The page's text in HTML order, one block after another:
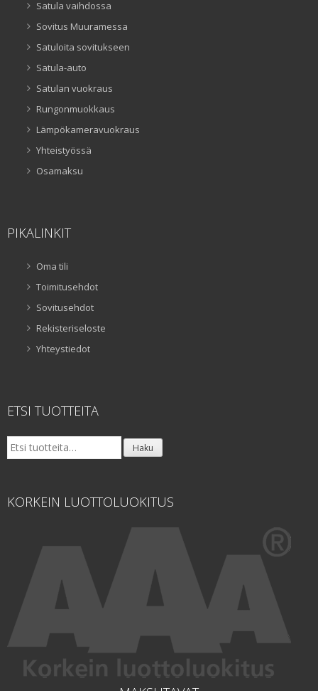
Satula vaihdossa
Sovitus Muuramessa
Satuloita sovitukseen
Satula-auto
Satulan vuokraus
Rungonmuokkaus
Lämpökameravuokraus
Yhteistyössä
Osamaksu
PIKALINKIT
Oma tili
Toimitusehdot
Sovitusehdot
Rekisteriseloste
Yhteystiedot
ETSI TUOTTEITA
Etsi: Haku
KORKEIN LUOTTOLUOKITUS